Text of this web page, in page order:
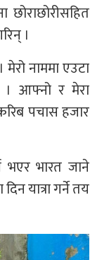
।
नाममा एउटा
आफ्नो र मेरा
पचास हजार
भएर भारत जाने
यात्रा गर्ने तय